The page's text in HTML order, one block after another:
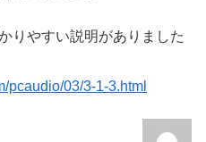
りやすい説明がありました
pcaudio/03/3-1-3.html